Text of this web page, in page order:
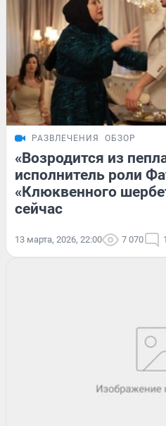
РАЗВЛЕЧЕНИЯ ОБЗОР
«Возродится из
исполнитель роли
«Клюквенного
сейчас
13 марта, 2026, 22:00 7 070 1